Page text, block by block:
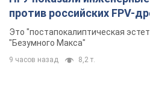
против российских FPV-
Фото
Это "постапокалиптическая
"Безумного Макса"
9 часов назад 8,2 т.